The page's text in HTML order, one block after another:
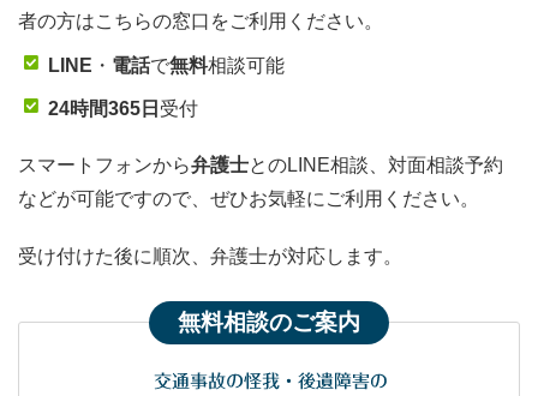
者の方はこちらの窓口をご利用ください。
LINE ・ 電話で無料相談可能
24時間365日 受付
スマートフォンから弁護士とのLINE相談、対面相談予約
などが可能ですので、ぜひお気軽にご利用ください。
受け付けた後に順次、弁護士が対応します。
無料相談のご案内
交通事故の怪我・後遺障害の